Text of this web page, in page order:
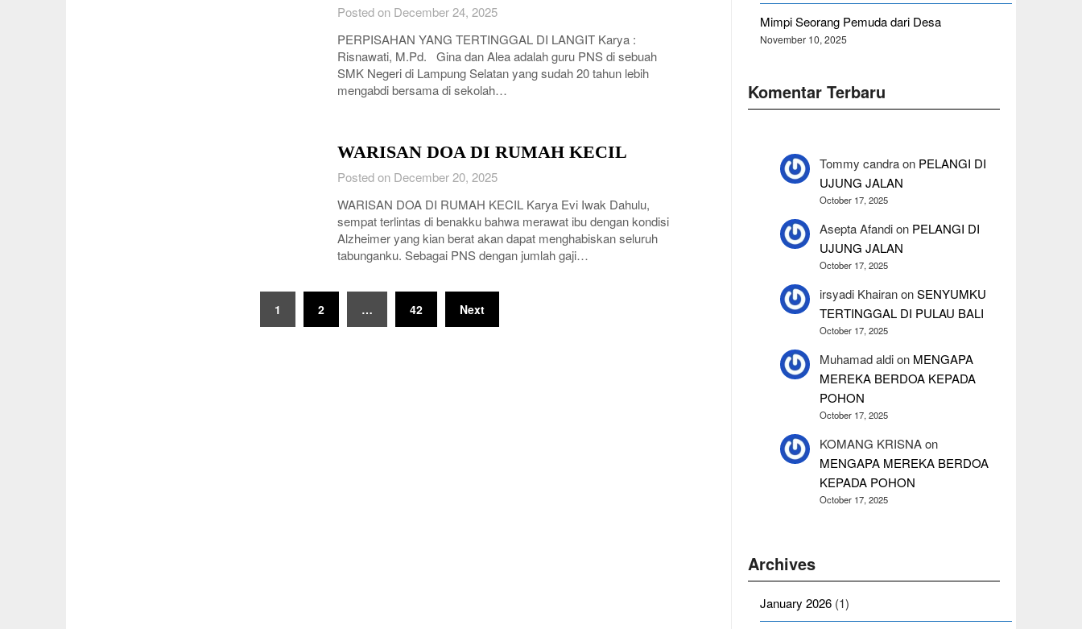
Posted on December 24, 2025
PERPISAHAN YANG TERTINGGAL DI LANGIT Karya :
Risnawati, M.Pd. Gina dan Alea adalah guru PNS di sebuah
SMK Negeri di Lampung Selatan yang sudah 20 tahun lebih
mengabdi bersama di sekolah…
WARISAN DOA DI RUMAH KECIL
Posted on December 20, 2025
WARISAN DOA DI RUMAH KECIL Karya Evi Iwak Dahulu,
sempat terlintas di benakku bahwa merawat ibu dengan kondisi
Alzheimer yang kian berat akan dapat menghabiskan seluruh
tabunganku. Sebagai PNS dengan jumlah gaji…
1 2 … 42 Next
Mimpi Seorang Pemuda dari Desa
November 10, 2025
Komentar Terbaru
Tommy candraon PELANGI DI
UJUNG JALAN
October 17, 2025
Asepta Afandion PELANGI DI
UJUNG JALAN
October 17, 2025
irsyadi KhairanonSENYUMKU
TERTINGGAL DI PULAU BALI
October 17, 2025
Muhamad aldion MENGAPA
MEREKA BERDOA KEPADA
POHON
October 17, 2025
KOMANG KRISNAon
MENGAPA MEREKA BERDOA
KEPADA POHON
October 17, 2025
Archives
January 2026(1)